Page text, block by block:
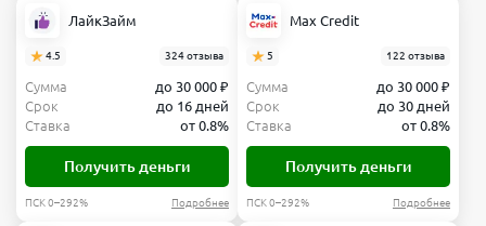
ЛайкЗайм
4.5 324 отзыва
Сумма
до 30 000 ₽
Срок
до 16 дней
Ставка
от 0.8%
Получить деньги
ПСК 0–292% Подробнее
Max Credit
5 122 отзыва
Сумма
до 30 000 ₽
Срок
до 30 дней
Ставка
от 0.8%
Получить деньги
ПСК 0–292% Подробнее